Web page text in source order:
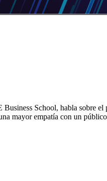
School, habla sobre el
mayor empatía con un